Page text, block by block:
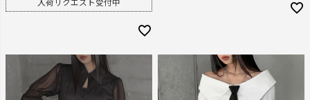
入荷リクエスト受付中